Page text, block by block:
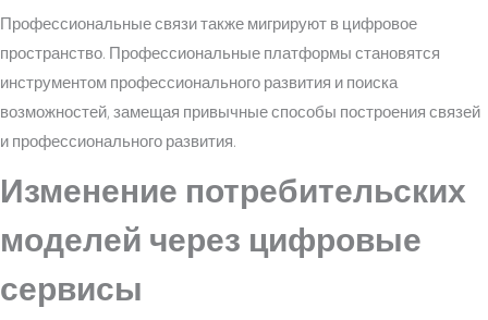
Профессиональные связи также мигрируют в цифровое
пространство. Профессиональные платформы становятся
инструментом профессионального развития и поиска
возможностей, замещая привычные способы построения связей
и профессионального развития.
Изменение потребительских
моделей через цифровые
сервисы